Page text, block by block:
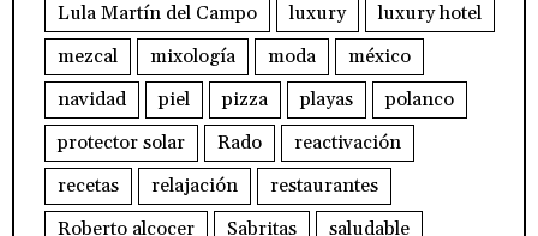
Lula Martín del Campo
luxury
luxury hotel
mezcal
mixología moda
méxico
navidad
piel pizza playas
polanco
protector solar
Rado
reactivación
recetas
relajación
restaurantes
Roberto alcocer
Sabritas saludable